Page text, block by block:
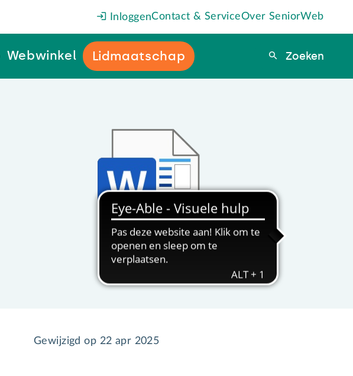
InloggenContact & ServiceOver SeniorWeb
Webwinkel Lidmaatschap Zoeken
Zoeken
Gewijzigd op 22 apr 2025